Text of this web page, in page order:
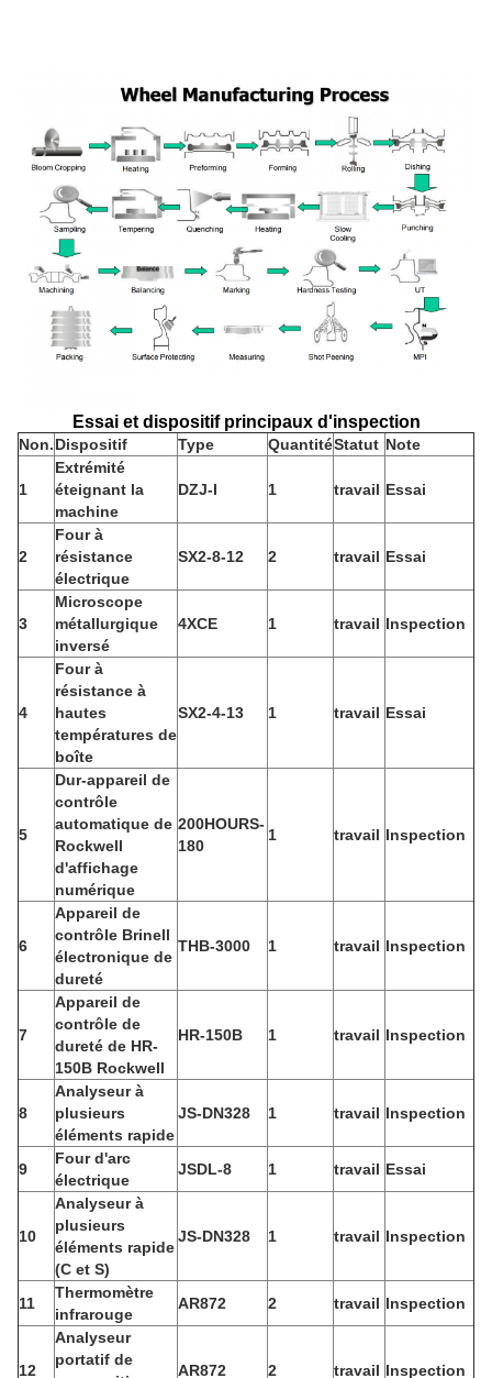
Essai et dispositif principaux d'inspection
Non.Dispositif Type QuantitéStatut Note
1
Extrémité
éteignant la
machine
DZJ-I 1 travail Essai
2
Four à
résistance
électrique
SX2-8-12 2 travail Essai
3
Microscope
métallurgique
inversé
4XCE 1 travail Inspection
4
Four à
résistance à
hautes
températures de
boîte
SX2-4-13 1 travail Essai
5
Dur-appareil de
contrôle
automatique de
Rockwell
d'affichage
numérique
200HOURS-
180
1 travail Inspection
6
Appareil de
contrôle Brinell
électronique de
dureté
THB-3000 1 travail Inspection
7
Appareil de
contrôle de
dureté de HR-
150B Rockwell
HR-150B 1 travail Inspection
8
Analyseur à
plusieurs
éléments rapide
JS-DN328 1 travail Inspection
9
Four d'arc
électrique
JSDL-8 1 travail Essai
10
Analyseur à
plusieurs
éléments rapide
(C et S)
JS-DN328 1 travail Inspection
11
Thermomètre
infrarouge
AR872 2 travail Inspection
12
Analyseur
portatif de
AR872 2 travail Inspection